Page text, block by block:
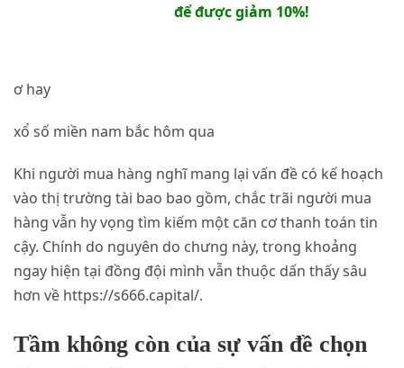
để được giảm 10%!
ơ hay
xổ số miền nam bắc hôm qua
Khi người mua hàng nghĩ mang lại vấn đề có kế hoạch
vào thị trường tài bao bao gồm, chắc trãi người mua
hàng vẫn hy vọng tìm kiếm một căn cơ thanh toán tin
cậy. Chính do nguyên do chưng này, trong khoảng
ngay hiện tại đồng đội mình vẫn thuộc dấn thấy sâu
hơn về https://s666.capital/.
Tầm không còn của sự vấn đề chọn